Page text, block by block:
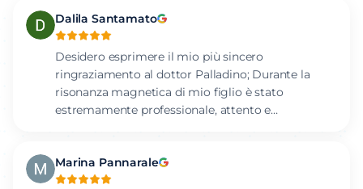
Dalila Santamato
Desidero esprimere il mio più sincero
ringraziamento al dottor Palladino; Durante la
risonanza magnetica di mio figlio è stato
estremamente professionale, attento e
agio. Un servizio impeccabile che abbiamo
davvero apprezzato.
Marina Pannarale